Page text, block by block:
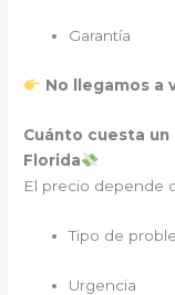
Garantía
No llegamos a
Cuánto cuesta
Florida
El precio depende
Tipo de
Urgencia